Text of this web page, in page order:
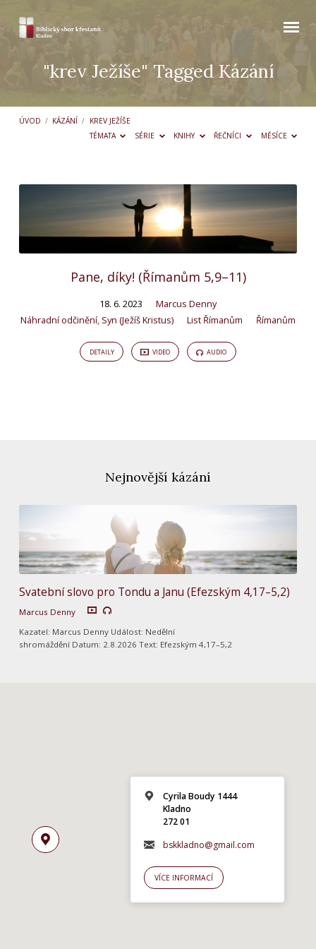
"krev Ježíše" Tagged Kázání
ÚVOD / KÁZÁNÍ / KREV JEŽÍŠE
TÉMATA
SÉRIE KNIHY ŘEČNÍCI MĚSÍCE
"krev
Kázání
Pane, díky! (Římanům 5,9–11)
18. 6. 2023
Marcus Denny
Náhradní odčinění Syn (Ježíš Kristus) List Římanům Římanům
DETAILY VIDEO AUDIO
Nejnovější kázání
Svatební slovo pro Tondu a Janu (Efezským 4,17–5,2)
Marcus Denny
Kazatel: Marcus Denny Událost: Nedělní
shromáždění Datum: 2.8.2026 Text: Efezským 4,17–5,2
Cyrila Boudy 1444
Kladno
272 01
bskkladno@gmail.com
VÍCE INFORMACÍ